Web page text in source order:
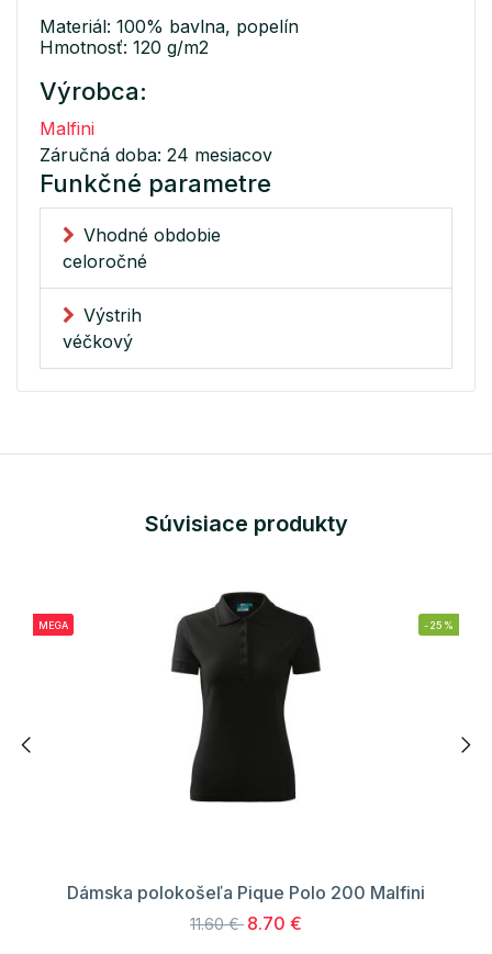
Materiál: 100% bavlna, popelín
Hmotnosť: 120 g/m2
Výrobca:
Malfini
Záručná doba: 24 mesiacov
Funkčné parametre
Vhodné obdobie
celoročné
Výstrih
véčkový
Súvisiace produkty
MEGA -25%
Dámska polokošeľa Pique Polo 200 Malfini
11.60 € 8.70 €